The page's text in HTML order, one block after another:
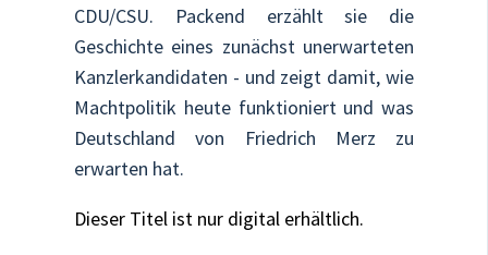
CDU/CSU. Packend erzählt sie die
Geschichte eines zunächst unerwarteten
Kanzlerkandidaten - und zeigt damit, wie
Machtpolitik heute funktioniert und was
Deutschland von Friedrich Merz zu
erwarten hat.
Dieser Titel ist nur digital erhältlich.